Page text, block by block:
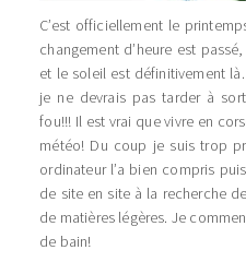
C’est officiellement le
changement d’heure est
et le soleil est définitivement
je ne devrais pas tarder à
fou!!! Il est vrai que vivre en
météo! Du coup je suis trop
ordinateur l’a bien compris
de site en site à la recherche
de matières légères. Je
de bain!